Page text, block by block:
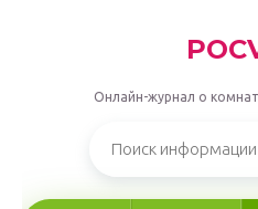
Онлайн-журнал о